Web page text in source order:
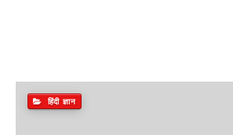
हिंदी ज्ञान